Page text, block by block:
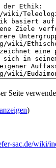
Seite
)
sac.de/wiki/